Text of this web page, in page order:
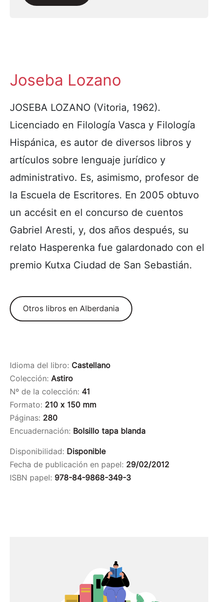
Joseba Lozano
JOSEBA LOZANO (Vitoria, 1962).
Licenciado en Filología Vasca y Filología
Hispánica, es autor de diversos libros y
artículos sobre lenguaje jurídico y
administrativo. Es, asimismo, profesor de
la Escuela de Escritores. En 2005 obtuvo
un accésit en el concurso de cuentos
Gabriel Aresti, y, dos años después, su
relato Hasperenka fue galardonado con el
premio Kutxa Ciudad de San Sebastián.
Otros libros en Alberdania
Idioma del libro: Castellano
Colección: Astiro
Nº de la colección: 41
Formato: 210 x 150 mm
Páginas: 280
Encuadernación: Bolsillo tapa blanda
Disponibilidad: Disponible
Fecha de publicación en papel: 29/02/2012
ISBN papel: 978-84-9868-349-3